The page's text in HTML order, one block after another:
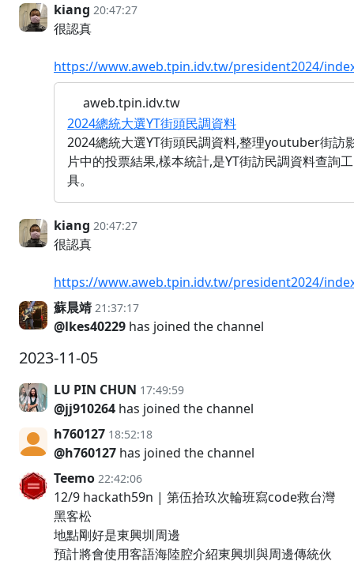
kiang 20:47:27
很認真
https://www.aweb.tpin.idv.tw/president2024/
aweb.tpin.idv.tw
2024總統大選YT街頭民調資料
2024總統大選YT街頭民調資料,整理youtuber街訪
片中的投票結果,樣本統計,是YT街訪民調資料查詢工
具。
kiang 20:47:27
很認真
https://www.aweb.tpin.idv.tw/president2024/
蘇晨靖 21:37:17
@lkes40229 has joined the channel
2023-11-05
LU PIN CHUN 17:49:59
@jj910264 has joined the channel
h760127 18:52:18
@h760127 has joined the channel
Teemo 22:42:06
12/9 hackath59n | 第伍拾玖次輪班寫code救台灣
黑客松
地點剛好是東興圳周邊
預計將會使用客語海陸腔介紹東興圳與周邊傳統伙